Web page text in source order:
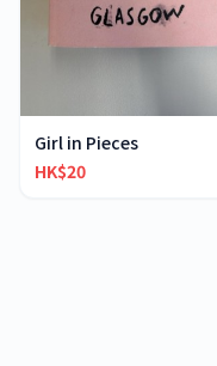
Girl in Pieces
HK$20